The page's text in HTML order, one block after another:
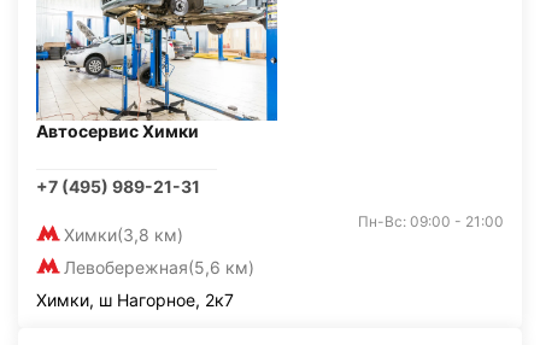
Автосервис Химки
+7 (495) 989-21-31
Химки(3,8 км)
Левобережная(5,6 км)
Пн-Вс: 09:00 - 21:00
Химки, ш Нагорное, 2к7